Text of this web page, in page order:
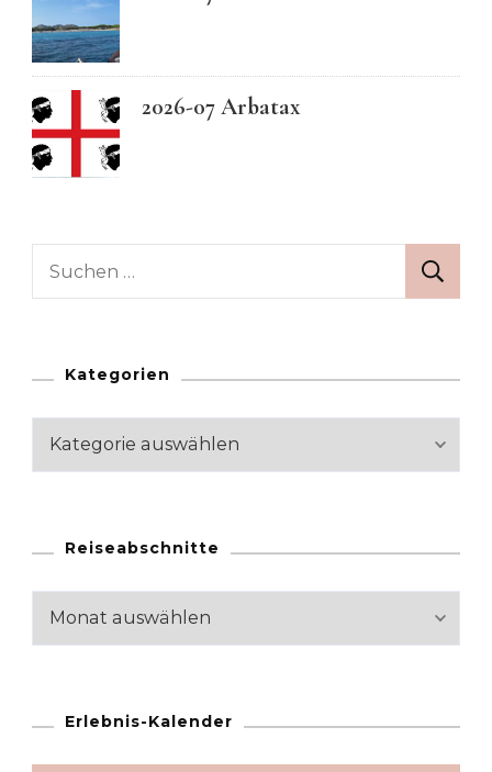
2026-07 Arbatax
Suchen
Kategorien
Kategorien
Reiseabschnitte
Reiseabschnitte
Erlebnis-Kalender